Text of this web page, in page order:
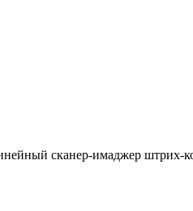
сканер-имаджер штрих-